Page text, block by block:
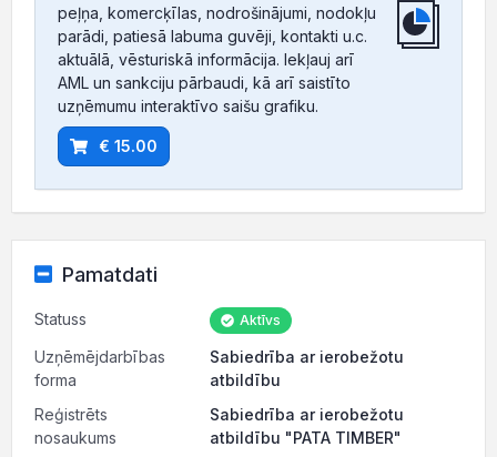
peļņa, komercķīlas, nodrošinājumi, nodokļu
parādi, patiesā labuma guvēji, kontakti u.c.
aktuālā, vēsturiskā informācija. Iekļauj arī
AML un sankciju pārbaudi, kā arī saistīto
uzņēmumu interaktīvo saišu grafiku.
€ 15.00
Pamatdati
Statuss Aktīvs
Uzņēmējdarbības
forma
Sabiedrība ar ierobežotu
atbildību
Reģistrēts
nosaukums
Sabiedrība ar ierobežotu
atbildību "PATA TIMBER"